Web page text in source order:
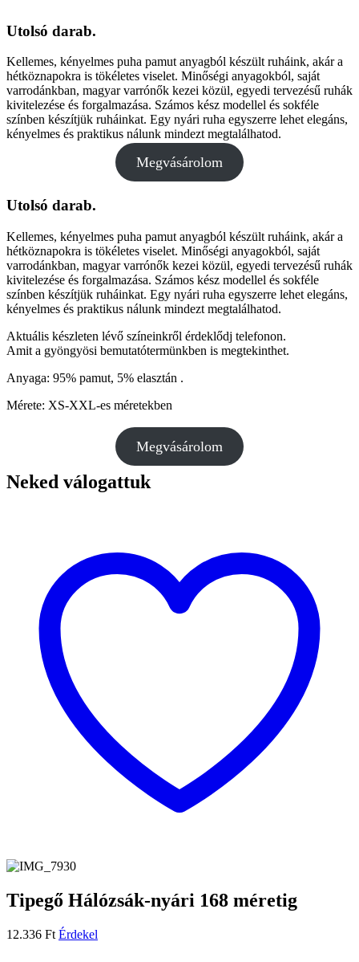
Utolsó darab.
Kellemes, kényelmes puha pamut anyagból készült ruháink, akár a
hétköznapokra is tökéletes viselet. Minőségi anyagokból, saját
varrodánkban, magyar varrónők kezei közül, egyedi tervezésű ruhák
kivitelezése és forgalmazása. Számos kész modellel és sokféle
színben készítjük ruháinkat. Egy nyári ruha egyszerre lehet elegáns,
kényelmes és praktikus nálunk mindezt megtalálhatod.
Megvásárolom
Utolsó darab.
Kellemes, kényelmes puha pamut anyagból készült ruháink, akár a
hétköznapokra is tökéletes viselet. Minőségi anyagokból, saját
varrodánkban, magyar varrónők kezei közül, egyedi tervezésű ruhák
kivitelezése és forgalmazása. Számos kész modellel és sokféle
színben készítjük ruháinkat. Egy nyári ruha egyszerre lehet elegáns,
kényelmes és praktikus nálunk mindezt megtalálhatod.
Aktuális készleten lévő színeinkről érdeklődj telefonon.
Amit a gyöngyösi bemutatótermünkben is megtekinthet.
Anyaga: 95% pamut, 5% elasztán .
Mérete: XS-XXL-es méretekben
Megvásárolom
Neked válogattuk
Tipegő Hálózsák-nyári 168 méretig
12.336 Ft Érdekel